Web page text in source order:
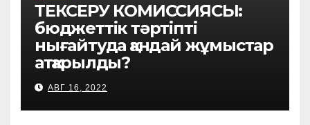
ТЕКСЕРУ КОМИССИЯСЫ:
бюджеттік тәртіпті
нығайтуда қандай жұмыстар
атқарылды?
АВГ 16, 2022